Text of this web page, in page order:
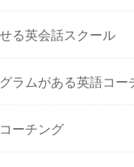
る英会話スクール
ラムがある英語コー
ーチング